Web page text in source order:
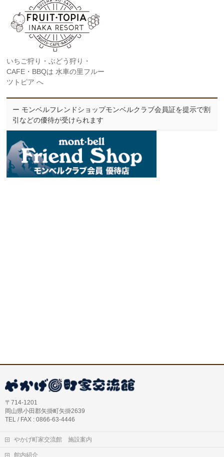
いちご狩り・ぶどう狩り・
CAFE・BBQは 水車の里フルー
ツトピア へ
ー モンベルフレンドショップモンベルクラブ会員証を提示で割
引などの優待が受けられます
〒714-1201
岡山県小田郡矢掛町矢掛2639
TEL / FAX : 0866-63-4446
やかげ町家交流館 施設案内
館内紹介